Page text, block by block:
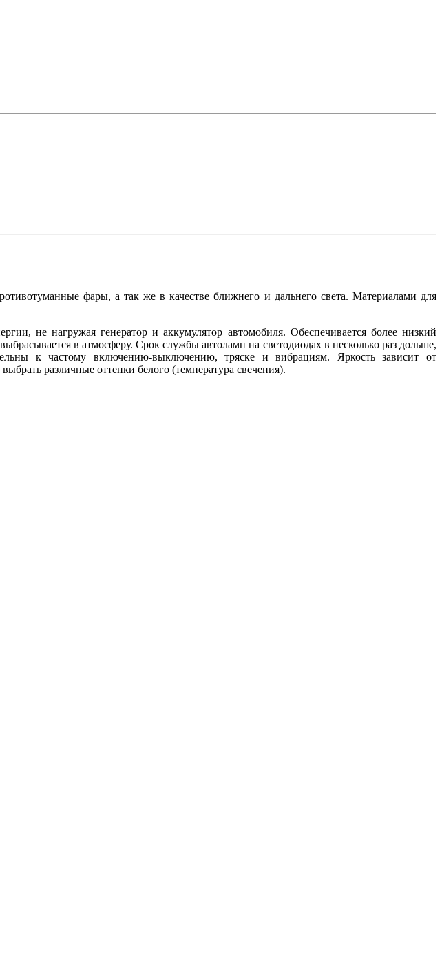
фары, а так же в качестве ближнего и дальнего света. Материалами для
не нагружая генератор и аккумулятор автомобиля. Обеспечивается более низкий
в атмосферу. Срок службы автоламп на светодиодах в несколько раз дольше,
к частому включению-выключению, тряске и вибрациям. Яркость зависит от
различные оттенки белого (температура свечения).